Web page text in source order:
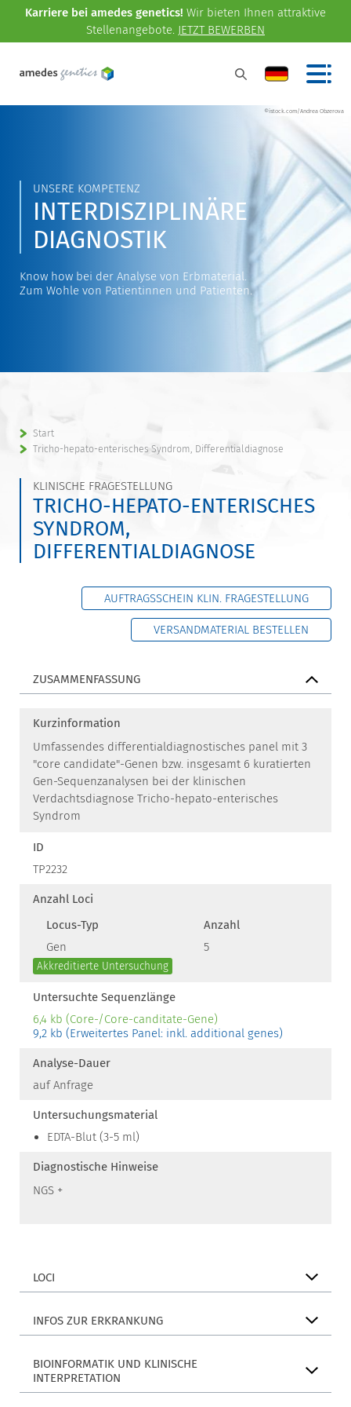
Karriere bei amedes genetics! Wir bieten Ihnen attraktive
Stellenangebote. JETZT BEWERBEN
©istock.com/Andrea Obzerova
UNSERE KOMPETENZ
INTERDISZIPLINÄRE
DIAGNOSTIK
Know how bei der Analyse von Erbmaterial.
Zum Wohle von Patientinnen und Patienten.
Start
Tricho-hepato-enterisches Syndrom, Differentialdiagnose
KLINISCHE FRAGESTELLUNG
TRICHO-HEPATO-ENTERISCHES
SYNDROM,
DIFFERENTIALDIAGNOSE
AUFTRAGSSCHEIN KLIN. FRAGESTELLUNG
VERSANDMATERIAL BESTELLEN
ZUSAMMENFASSUNG
Kurzinformation
Umfassendes differentialdiagnostisches panel mit 3
"core candidate"-Genen bzw. insgesamt 6 kuratierten
Gen-Sequenzanalysen bei der klinischen
Verdachtsdiagnose Tricho-hepato-enterisches
Syndrom
ID
TP2232
Anzahl Loci
Locus-Typ
Anzahl
Gen
5
Akkreditierte Untersuchung
Untersuchte Sequenzlänge
6,4 kb (Core-/Core-canditate-Gene)
9,2 kb (Erweitertes Panel: inkl. additional genes)
Analyse-Dauer
auf Anfrage
Untersuchungsmaterial
EDTA-Blut (3-5 ml)
Diagnostische Hinweise
NGS +
LOCI
INFOS ZUR ERKRANKUNG
BIOINFORMATIK UND KLINISCHE
INTERPRETATION